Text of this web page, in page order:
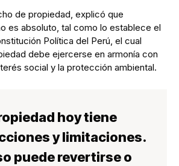
de propiedad, explicó que
es absoluto, tal como lo establece el
Política del Perú, el cual
debe ejercerse en armonía con
social y la protección ambiental.
hoy tiene
y limitaciones.
puede revertirse o